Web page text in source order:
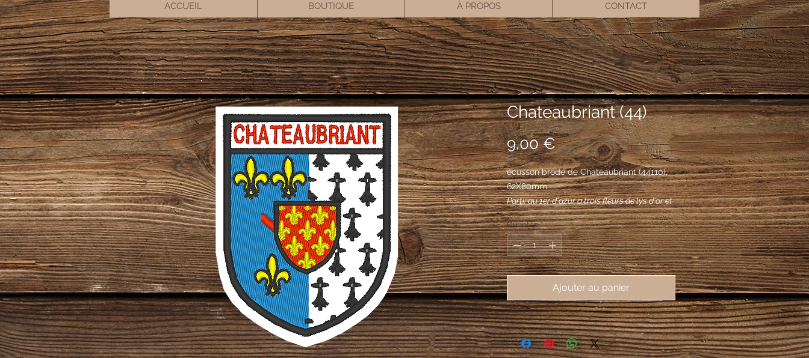
ACCUEIL BOUTIQUE À PROPOS CONTACT
Chateaubriant (44)
9,00 €Prix
écusson brodé de Chateaubriant (44110),
62X80mm
Parti: au 1er d'azur à trois fleurs de lys d'or et
au bâton de gueules péri en bande, au 2e
d'hermine plain ; sur le tout de gueules semé
de fleurs de lys d'or.
Quantité *
Ajouter au panier